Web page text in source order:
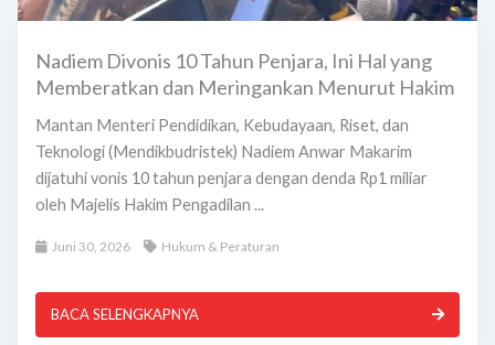
Nadiem Divonis 10 Tahun Penjara, Ini Hal yang
Memberatkan dan Meringankan Menurut Hakim
Mantan Menteri Pendidikan, Kebudayaan, Riset, dan
Teknologi (Mendikbudristek) Nadiem Anwar Makarim
dijatuhi vonis 10 tahun penjara dengan denda Rp1 miliar
oleh Majelis Hakim Pengadilan ...
Juni 30, 2026 Hukum & Peraturan
BACA SELENGKAPNYA